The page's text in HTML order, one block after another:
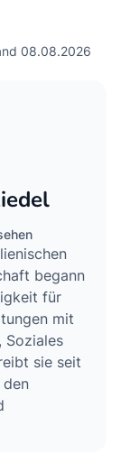
08.08.2026
begann
für
mit
Soziales
sie seit
den